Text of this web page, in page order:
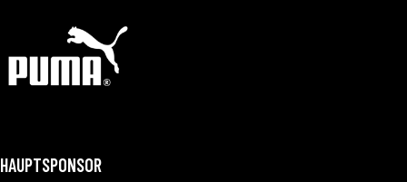
HAUPTSPONSOR